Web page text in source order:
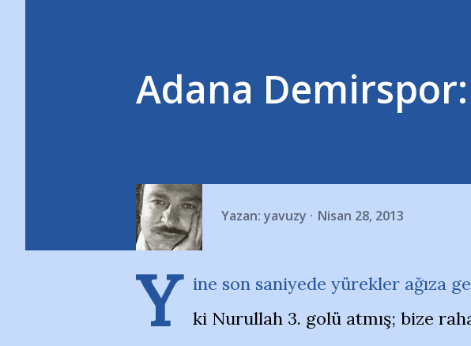
Adana Demirspor:
Yazan: yavuzy Nisan 28, 2013
Y
ine son saniyede yürekler ağıza
ki Nurullah 3. golü atmış; bize